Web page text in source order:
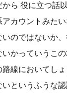
ら 役に立つ話
カウントみた
のではないか
かっていうこ
線においてし
というふうな